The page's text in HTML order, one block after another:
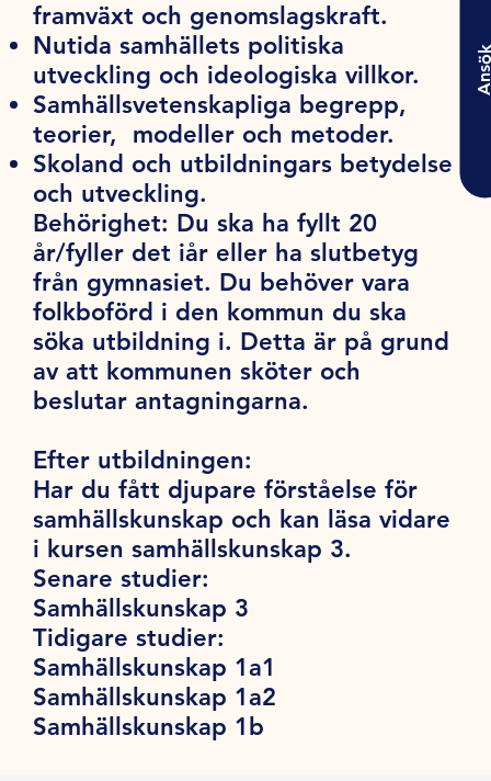
framväxt och genomslagskraft.
Nutida samhällets politiska
utveckling och ideologiska villkor.
Samhällsvetenskapliga begrepp,
teorier, modeller och metoder.
Skoland och utbildningars betydelse
och utveckling.
Behörighet: Du ska ha fyllt 20
år/fyller det iår eller ha slutbetyg
från gymnasiet. Du behöver vara
folkboförd i den kommun du ska
söka utbildning i. Detta är på grund
av att kommunen sköter och
beslutar antagningarna.
Efter utbildningen:
Har du fått djupare förståelse för
samhällskunskap och kan läsa vidare
i kursen samhällskunskap 3.
Senare studier:
Samhällskunskap 3
Tidigare studier:
Samhällskunskap 1a1
Samhällskunskap 1a2
Samhällskunskap 1b